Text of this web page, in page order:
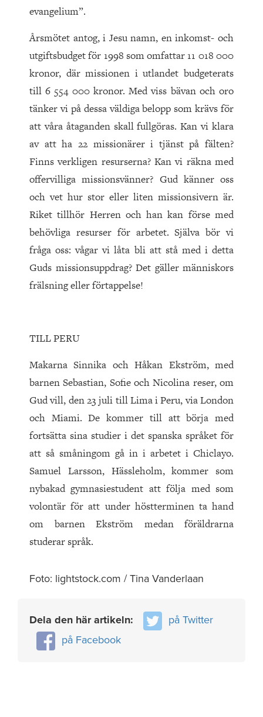
evangelium”.
Årsmötet antog, i Jesu namn, en inkomst- och
utgiftsbudget för 1998 som omfattar 11 018 000
kronor, där missionen i utlandet budgeterats
till 6 554 000 kronor. Med viss bävan och oro
tänker vi på dessa väldiga belopp som krävs för
att våra åtaganden skall fullgöras. Kan vi klara
av att ha 22 missionärer i tjänst på fälten?
Finns verkligen resurserna? Kan vi räkna med
offervilliga missionsvänner? Gud känner oss
och vet hur stor eller liten missionsivern är.
Riket tillhör Herren och han kan förse med
behövliga resurser för arbetet. Själva bör vi
fråga oss: vågar vi låta bli att stå med i detta
Guds missionsuppdrag? Det gäller människors
frälsning eller förtappelse!
TILL PERU
Makarna Sinnika och Håkan Ekström, med
barnen Sebastian, Sofie och Nicolina reser, om
Gud vill, den 23 juli till Lima i Peru, via London
och Miami. De kommer till att börja med
fortsätta sina studier i det spanska språket för
att så småningom gå in i arbetet i Chiclayo.
Samuel Larsson, Hässleholm, kommer som
nybakad gymnasiestudent att följa med som
volontär för att under höstterminen ta hand
om barnen Ekström medan föräldrarna
studerar språk.
Foto: lightstock.com / Tina Vanderlaan
Dela den här artikeln:
på Twitter
på Facebook